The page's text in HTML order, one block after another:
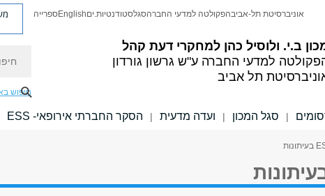
ב.י. ולוסיל כהן למחקרי דעת קהל
למדעי החברה ע"ש גרשון גורדון
תל אביב
אוניברסיטת תל-אביבהפקולטה למדעי החברהסגלסטודנטיות.יםEnglishספרייה
חיפוש
| סגל המכון | ועדה מדעית | הסקר החברתי אירופאי- ESS